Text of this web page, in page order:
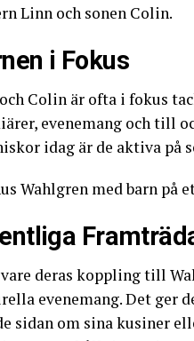
Linn och sonen Colin.
i Fokus
Colin är ofta i fokus
evenemang och till
idag är de aktiva på
deras koppling till
evenemang. Det ger
sidan om sina kusiner